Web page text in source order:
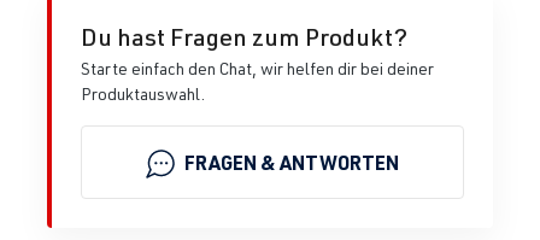
Du hast Fragen zum Produkt?
Starte einfach den Chat, wir helfen dir bei deiner
Produktauswahl.
FRAGEN & ANTWORTEN